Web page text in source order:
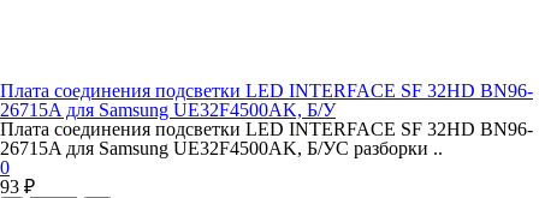
Плата соединения подсветки LED INTERFACE SF 32HD BN96-
26715A для Samsung UE32F4500AK, Б/У
Плата соединения подсветки LED INTERFACE SF 32HD BN96-
26715A для Samsung UE32F4500AK, Б/УС разборки ..
0
93 ₽